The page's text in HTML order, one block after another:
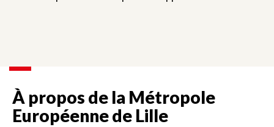
À propos de la Métropole
Européenne de Lille